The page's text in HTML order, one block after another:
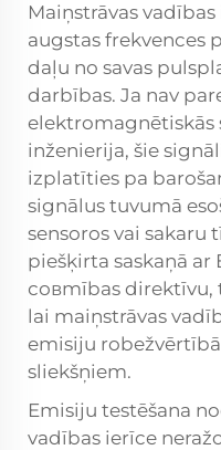
Maiņstrāvas
augstas frekvences
daļu no savas
darbības. Ja nav
elektromagnētiskās
inženierija, šie
izplatīties pa
signālus tuvumā
sensoros vai sakaru
piešķirta saskaņā ar
совmības direktīvu,
lai maiņstrāvas
emisiju
sliekšņiem.
Emisiju testēšana
vadības ierīce